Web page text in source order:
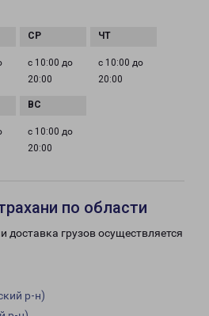
с 10:00 до
20:00
с 10:00 до
20:00
с 10:00 до
20:00
по области
доставка грузов осуществляется
р-н)